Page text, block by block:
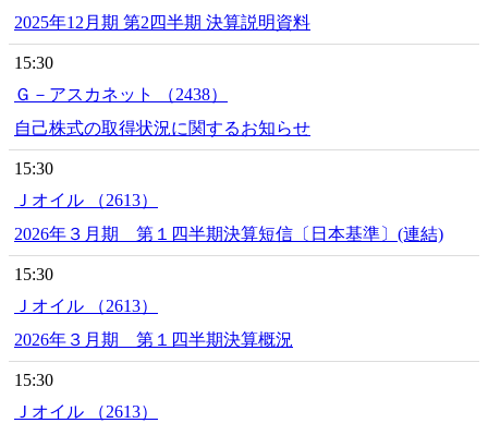
2025年12月期 第2四半期 決算説明資料
15:30
Ｇ－アスカネット （2438）
自己株式の取得状況に関するお知らせ
15:30
Ｊオイル （2613）
2026年３月期 第１四半期決算短信〔日本基準〕(連結)
15:30
Ｊオイル （2613）
2026年３月期 第１四半期決算概況
15:30
Ｊオイル （2613）